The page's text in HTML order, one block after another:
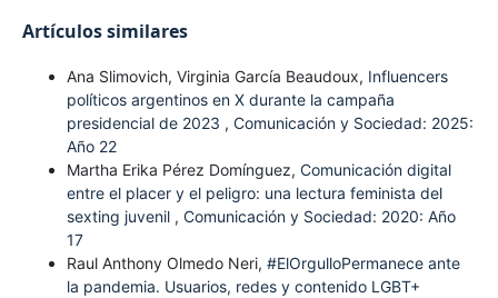
Artículos similares
Ana Slimovich, Virginia García Beaudoux, Influencers
políticos argentinos en X durante la campaña
presidencial de 2023 , Comunicación y Sociedad: 2025:
Año 22
Martha Erika Pérez Domínguez, Comunicación digital
entre el placer y el peligro: una lectura feminista del
sexting juvenil , Comunicación y Sociedad: 2020: Año
17
Raul Anthony Olmedo Neri, #ElOrgulloPermanece ante
la pandemia. Usuarios, redes y contenido LGBT+